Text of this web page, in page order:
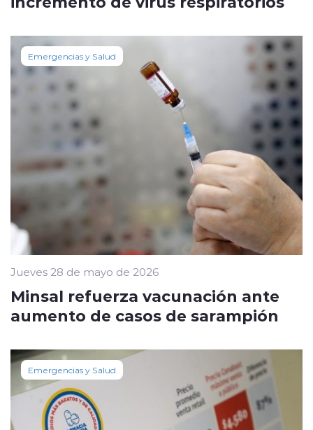
Emergencias y Salud
Jueves 28 de mayo de 2026
Minsal refuerza vacunación ante
aumento de casos de sarampión
Emergencias y Salud